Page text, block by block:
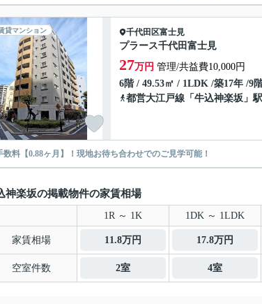
貸マンション 千代田区富士見
プラース千代田富士見
27万円 管理/共益費10,000円
6階 / 49.53㎡ / 1LDK /築17年 /9
都営大江戸線 「 牛込神楽坂 」
数料【0.88ヶ月】！現地お待ち合わせでのご見学可能！
神楽坂の掲載物件の家賃相場
1R ～ 1K 1DK ～ 1LDK
家賃相場 11.8万円 17.8万円
空室件数 2室 4室